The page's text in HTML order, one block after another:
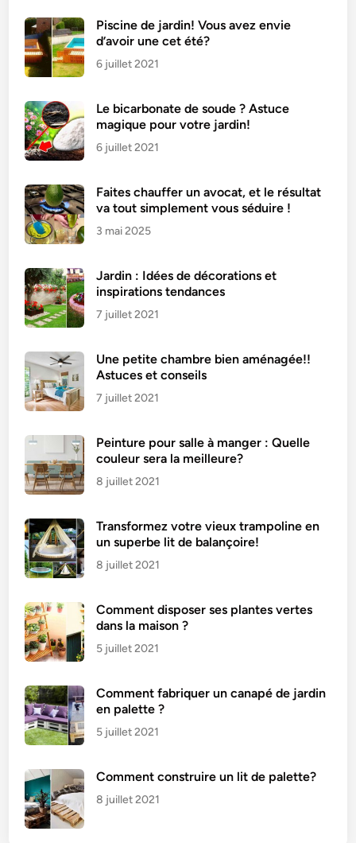
d
e
c
u
r
t
e
s
a
m
b
m
z
a
r
e
a
Piscine de jardin! Vous avez envie
d’avoir une cet été?
6 juillet 2021
Le bicarbonate de soude ? Astuce
magique pour votre jardin!
6 juillet 2021
Faites chauffer un avocat, et le résultat
va tout simplement vous séduire !
3 mai 2025
Jardin : Idées de décorations et
inspirations tendances
7 juillet 2021
Une petite chambre bien aménagée!!
Astuces et conseils
7 juillet 2021
Peinture pour salle à manger : Quelle
couleur sera la meilleure?
8 juillet 2021
Transformez votre vieux trampoline en
un superbe lit de balançoire!
8 juillet 2021
Comment disposer ses plantes vertes
dans la maison ?
5 juillet 2021
Comment fabriquer un canapé de jardin
en palette ?
5 juillet 2021
Comment construire un lit de palette?
8 juillet 2021